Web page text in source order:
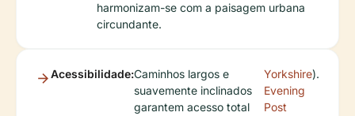
harmonizam-se com a paisagem urbana
circundante.
Acessibilidade:Caminhos largos e
suavemente inclinados
garantem acesso total
Yorkshire
Evening
Post
).